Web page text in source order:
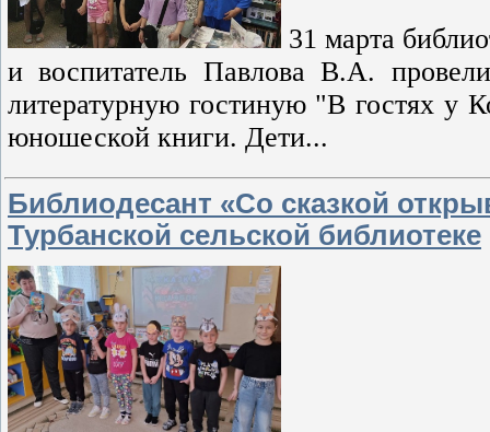
31 марта
и воспитатель Павлова В.А.
литературную гостиную "В гостях у
юношеской книги. Дети...
Библиодесант «Со сказкой
Турбанской сельской библиотеке